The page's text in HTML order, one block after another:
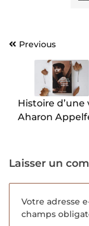
Navigation
l’article
Previous
Histoire d’une
Aharon
Laisser un
Votre adresse
champs